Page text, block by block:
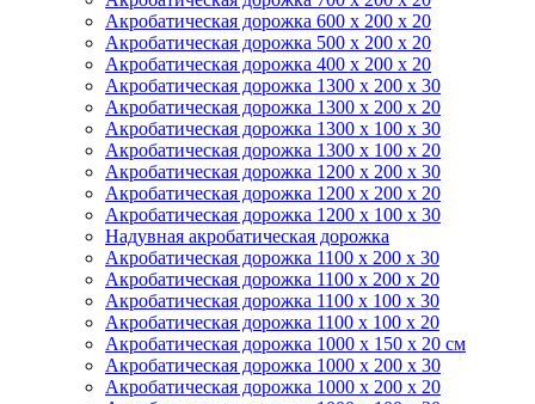
Акробатическая дорожка 600 x 200 x 20
Акробатическая дорожка 500 x 200 x 20
Акробатическая дорожка 400 x 200 x 20
Акробатическая дорожка 1300 x 200 x 30
Акробатическая дорожка 1300 x 200 x 20
Акробатическая дорожка 1300 x 100 x 30
Акробатическая дорожка 1300 x 100 x 20
Акробатическая дорожка 1200 x 200 x 30
Акробатическая дорожка 1200 x 200 x 20
Акробатическая дорожка 1200 x 100 x 30
Надувная акробатическая дорожка
Акробатическая дорожка 1100 x 200 x 30
Акробатическая дорожка 1100 x 200 x 20
Акробатическая дорожка 1100 x 100 x 30
Акробатическая дорожка 1100 x 100 x 20
Акробатическая дорожка 1000 x 150 x 20 см
Акробатическая дорожка 1000 x 200 x 30
Акробатическая дорожка 1000 x 200 x 20